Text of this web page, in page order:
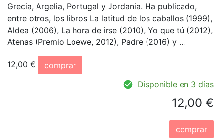
Grecia, Argelia, Portugal y Jordania. Ha publicado,
entre otros, los libros La latitud de los caballos (1999),
Aldea (2006), La hora de irse (2010), Yo que tú (2012),
Atenas (Premio Loewe, 2012), Padre (2016) y ...
12,00 €
comprar
Disponible en 3 días
12,00 €
comprar